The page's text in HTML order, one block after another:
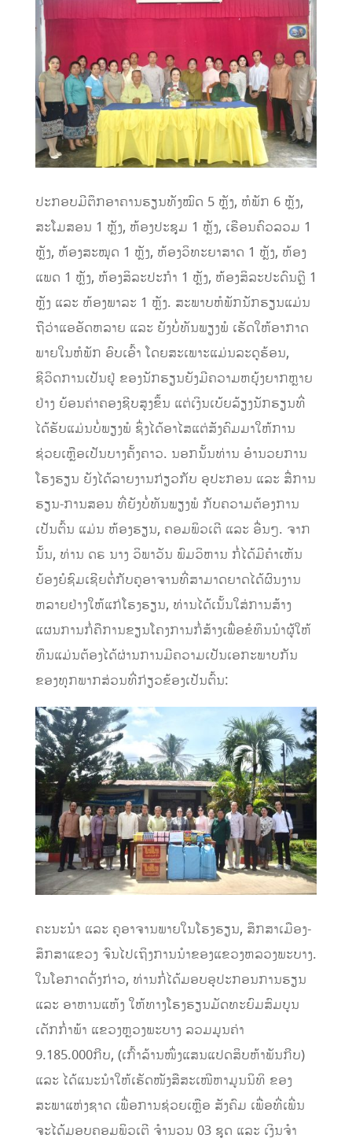
ປະກອບມີຕຶກອາຄານຮຽນທັງໝົດ 5 ຫຼັງ, ຫໍພັກ 6 ຫຼັງ,
ສະໂມສອນ 1 ຫຼັງ, ຫ້ອງປະຊຸມ 1 ຫຼັງ, ເຮືອນຄົວລວມ 1
ຫຼັງ, ຫ້ອງສະໝຸດ 1 ຫຼັງ, ຫ້ອງວິທະຍາສາດ 1 ຫຼັງ, ຫ້ອງ
ແພດ 1 ຫຼັງ, ຫ້ອງສິລະປະກຳ 1 ຫຼັງ, ຫ້ອງສິລະປະດົນຕຼີ 1
ຫຼັງ ແລະ ຫ້ອງພາລະ 1 ຫຼັງ. ສະພາບຫໍພັກນັກຮຽນແມ່ນ
ຖືວ່າແອອັດຫລາຍ ແລະ ຍັງບໍ່ທັນພຽງພໍ ເຮັດໃຫ້ອາກາດ
ພາຍໃນຫໍພັກ ອົບເອົ້າ ໂດຍສະເພາະແມ່ນລະດູຮ້ອນ,
ຊີວິດການເປັນຢູ່ ຂອງນັກຮຽນຍັງມີຄວາມຫຍຸ້ງຍາກຫຼາຍ
ຢ່າງ ຍ້ອນຄ່າຄອງຊີບສູງຂຶ້ນ ແຕ່ເງິນເບ້ຍລ້ຽງນັກຮຽນທີ່
ໄດ້ຮັບແມ່ນບໍ່ພຽງພໍ ຊຶ່ງໄດ້ອາໄສແຕ່ສັງຄົມມາໃຫ້ການ
ຊ່ວຍເຫຼືອເປັນບາງຄັ້ງຄາວ. ນອກນັ້ນທ່ານ ອໍານວຍການ
ໂຮງຮຽນ ຍັງໄດ້ລາຍງານກ່ຽວກັບ ອຸປະກອນ ແລະ ສື່ການ
ຮຽນ-ການສອນ ທີ່ຍັງບໍ່ທັນພຽງພໍ ກັບຄວາມຕ້ອງການ
ເປັນຕົ້ນ ແມ່ນ ຫ້ອງຮຽນ, ຄອມພິວເຕີ ແລະ ອື່ນໆ. ຈາກ
ນັ້ນ, ທ່ານ ດຣ ນາງ ວິພາວັນ ພົມວິຫານ ກໍ່ໄດ້ມີຄຳເຫັນ
ຍ້ອງຍໍຊົມເຊີຍຕໍ່ກັບຄູອາຈານທີ່ສາມາດຍາດໄດ້ຜົນງານ
ຫລາຍຢ່າງໃຫ້ແກ່ໂຮງຮຽນ, ທ່ານໄດ້ເນັ້ນໃສ່ການສ້າງ
ແຜນການກໍ່ຄືການຂຽນໂຄງການກໍ່ສ້າງເພື່ອຂໍທຶນນຳຜູ້ໃຫ້
ທຶນແມ່ນຕ້ອງໄດ້ຜ່ານການມີຄວາມເປັນເອກະພາບກັນ
ຂອງທຸກພາກສ່ວນທີ່ກ່ຽວຂ້ອງເປັນຕນ:
ຄະນະນຳ ແລະ ຄູອາຈານພາຍໃນໂຮງຮຽນ, ສຶກສາເມືອງ-
ສຶກສາແຂວງ ຈົນໄປເຖິງການນຳຂອງແຂວງຫລວງພະບາງ.
ໃນໂອກາດດັ່ງກ່າວ, ທ່ານກໍ່ໄດ້ມອບອຸປະກອນການຮຽນ
ແລະ ອາຫານແຫ້ງ ໃຫ້ທາງໂຮງຮຽນມັດທະຍົມສົມບູນ
ເດັກກໍ່າພ້າ ແຂວງຫຼວງພະບາງ ລວມມູນຄ່າ
9.185.000ກີບ, (ເກົ້າລ້ານໜຶ່ງແສນແປດສິບຫ້າພັນກີບ)
ແລະ ໄດ້ແນະນຳໃຫ້ເຮັດໜັງສືສະເໜີຫາມູນນິທິ ຂອງ
ສະພາແຫ່ງຊາດ ເພື່ອການຊ່ວຍເຫຼືອ ສັງຄົມ ເພື່ອທີ່ເພີ່ນ
ຈະໄດ້ມອບຄອມພິວເຕີ ຈຳນວນ 03ຊຸດ ແລະ ເງິນຈໍາ